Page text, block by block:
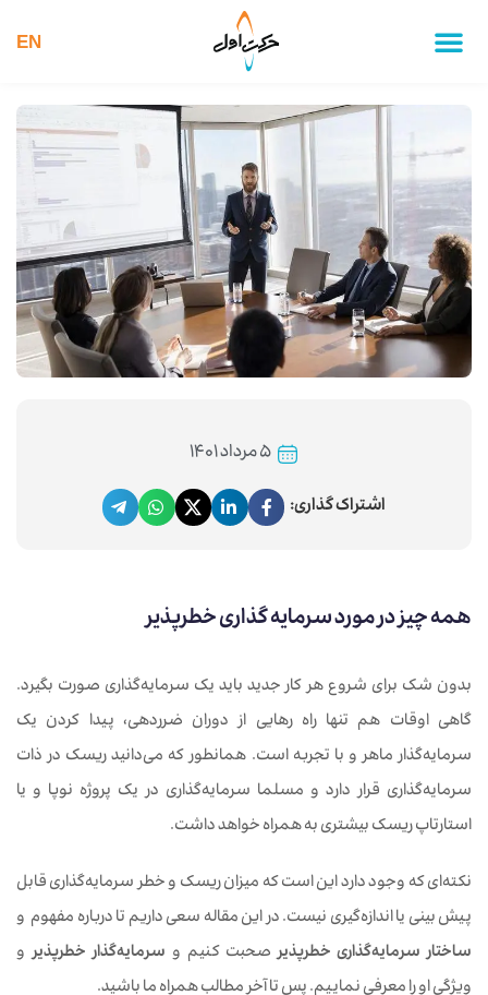
EN
۵ مرداد ۱۴۰۱
اشتراک گذاری:
همه‌ چیز در مورد سرمایه گذاری خطرپذیر
بدون شک برای شروع هر کار جدید باید یک سرمایه‌گذاری صورت بگیرد.
گاهی اوقات هم تنها راه رهایی از دوران ضرردهی، پیدا کردن یک
سرمایه‌گذار ماهر و با تجربه است. همانطور که می‌دانید ریسک در ذات
سرمایه‌گذاری قرار دارد و مسلما سرمایه‌گذاری در یک پروژه نوپا و یا
استارتاپ ریسک بیشتری به همراه خواهد داشت.
نکته‌ای که وجود دارد این است که میزان ریسک و خطر سرمایه‌گذاری قابل
پیش بینی یا اندازه‌گیری نیست. در این مقاله سعی داریم تا درباره مفهوم و
ساختار سرمایه‌گذاری خطرپذیرصحبت کنیم و سرمایه‌گذار خطرپذیر و
ویژگی او را معرفی نماییم. پس تا آخر مطالب همراه ما باشید.